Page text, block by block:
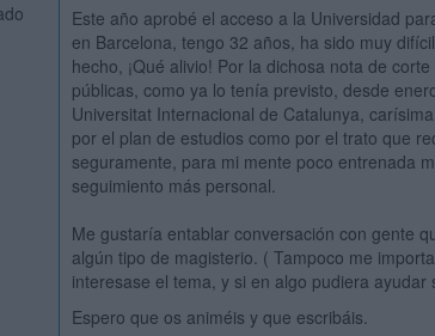
Este año aprobé el acceso a la Universidad
en Barcelona, tengo 32 años, ha sido muy
hecho, ¡Qué alivio! Por la dichosa nota de
públicas, como ya lo tenía previsto, desde
Universitat Internacional de Catalunya,
por el plan de estudios como por el trato que
seguramente, para mi mente poco entrenada
seguimiento más personal.
Me gustaría entablar conversación con gente
algún tipo de magisterio. ( Tampoco me
interesase el tema, y si en algo pudiera ayudar
Espero que os animéis y que escribáis.